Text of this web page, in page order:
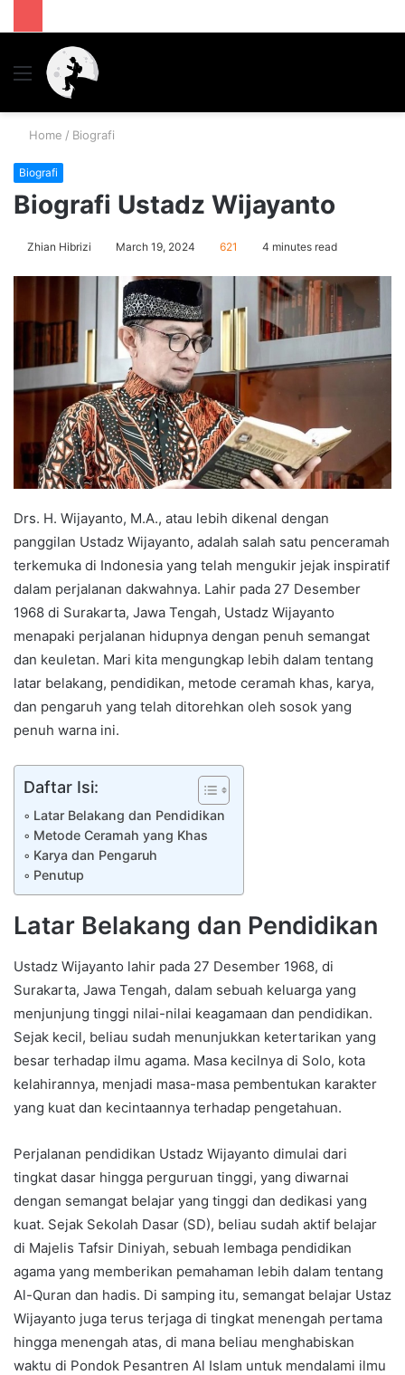
Menu
Home / Biografi
Biografi
Biografi Ustadz Wijayanto
Zhian Hibrizi March 19, 2024 621 4 minutes read
Drs. H. Wijayanto, M.A., atau lebih dikenal dengan
panggilan Ustadz Wijayanto, adalah salah satu penceramah
terkemuka di Indonesia yang telah mengukir jejak inspiratif
dalam perjalanan dakwahnya. Lahir pada 27 Desember
1968 di Surakarta, Jawa Tengah, Ustadz Wijayanto
menapaki perjalanan hidupnya dengan penuh semangat
dan keuletan. Mari kita mengungkap lebih dalam tentang
latar belakang, pendidikan, metode ceramah khas, karya,
dan pengaruh yang telah ditorehkan oleh sosok yang
penuh warna ini.
Daftar Isi:
Latar Belakang dan Pendidikan
Metode Ceramah yang Khas
Karya dan Pengaruh
Penutup
Latar Belakang dan Pendidikan
Ustadz Wijayanto lahir pada 27 Desember 1968, di
Surakarta, Jawa Tengah, dalam sebuah keluarga yang
menjunjung tinggi nilai-nilai keagamaan dan pendidikan.
Sejak kecil, beliau sudah menunjukkan ketertarikan yang
besar terhadap ilmu agama. Masa kecilnya di Solo, kota
kelahirannya, menjadi masa-masa pembentukan karakter
yang kuat dan kecintaannya terhadap pengetahuan.
Perjalanan pendidikan Ustadz Wijayanto dimulai dari
tingkat dasar hingga perguruan tinggi, yang diwarnai
dengan semangat belajar yang tinggi dan dedikasi yang
kuat. Sejak Sekolah Dasar (SD), beliau sudah aktif belajar
di Majelis Tafsir Diniyah, sebuah lembaga pendidikan
agama yang memberikan pemahaman lebih dalam tentang
Al-Quran dan hadis. Di samping itu, semangat belajar Ustaz
Wijayanto juga terus terjaga di tingkat menengah pertama
hingga menengah atas, di mana beliau menghabiskan
waktu di Pondok Pesantren Al Islam untuk mendalami ilmu